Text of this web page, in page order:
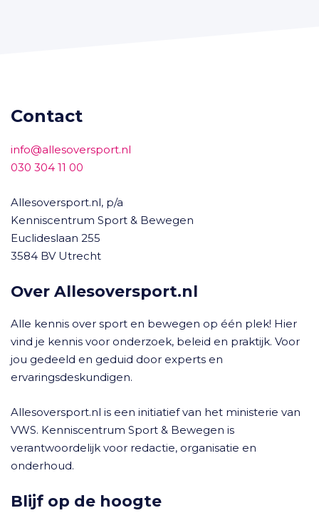
Contact
info@allesoversport.nl
030 304 11 00
Allesoversport.nl, p/a
Kenniscentrum Sport & Bewegen
Euclideslaan 255
3584 BV Utrecht
Over Allesoversport.nl
Alle kennis over sport en bewegen op één plek! Hier
vind je kennis voor onderzoek, beleid en praktijk. Voor
jou gedeeld en geduid door experts en
ervaringsdeskundigen.
Allesoversport.nl is een initiatief van het ministerie van
VWS. Kenniscentrum Sport & Bewegen is
verantwoordelijk voor redactie, organisatie en
onderhoud.
Blijf op de hoogte